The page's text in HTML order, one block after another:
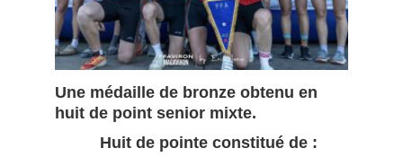
Une médaille de bronze obtenu en
huit de point senior mixte.
Huit de pointe constitué de :